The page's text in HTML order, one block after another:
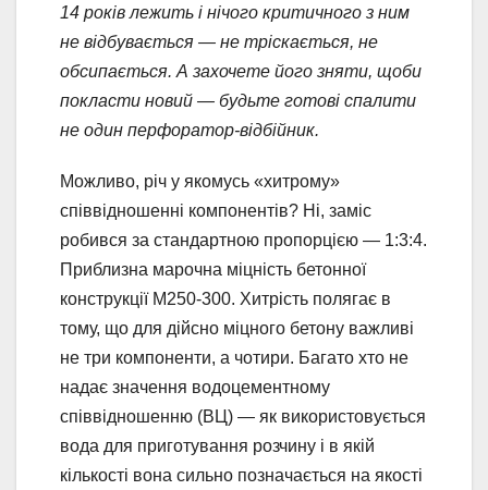
14 років лежить і нічого критичного з ним
не відбувається — не тріскається, не
обсипається. А захочете його зняти, щоби
покласти новий — будьте готові спалити
не один перфоратор-відбійник.
Можливо, річ у якомусь «хитрому»
співвідношенні компонентів? Ні, заміс
робився за стандартною пропорцією — 1:3:4.
Приблизна марочна міцність бетонної
конструкції М250-300. Хитрість полягає в
тому, що для дійсно міцного бетону важливі
не три компоненти, а чотири. Багато хто не
надає значення водоцементному
співвідношенню (ВЦ) — як використовується
вода для приготування розчину і в якій
кількості вона сильно позначається на якості